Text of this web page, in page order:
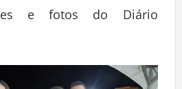
e fotos do Diário